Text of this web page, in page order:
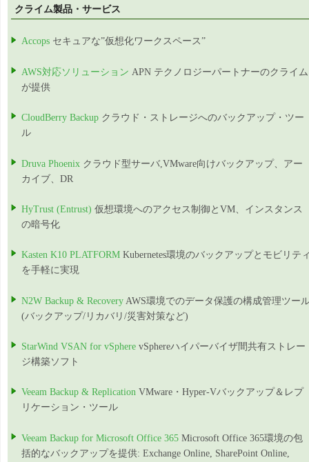
クライム製品・サービス
Accops セキュアな”仮想化ワークスペース”
AWS対応ソリューション APN テクノロジーパートナーのクライム
が提供
CloudBerry Backup クラウド・ストレージへのバックアップ・ツー
ル
Druva Phoenix クラウド型サーバ,VMware向けバックアップ、アー
カイブ、DR
HyTrust (Entrust) 仮想環境へのアクセス制御とVM、インスタンス
の暗号化
Kasten K10 PLATFORM Kubernetes環境のバックアップとモビリテ
を手軽に実現
N2W Backup & Recovery AWS環境でのデータ保護の構成管理ツー
(バックアップ/リカバリ/災害対策など)
StarWind VSAN for vSphere vSphereハイパーバイザ間共有ストレー
ジ構築ソフト
Veeam Backup & Replication VMware・Hyper-Vバックアップ＆レプ
リケーション・ツール
Veeam Backup for Microsoft Office 365 Microsoft Office 365環境の包
括的なバックアップを提供: Exchange Online, SharePoint Online,